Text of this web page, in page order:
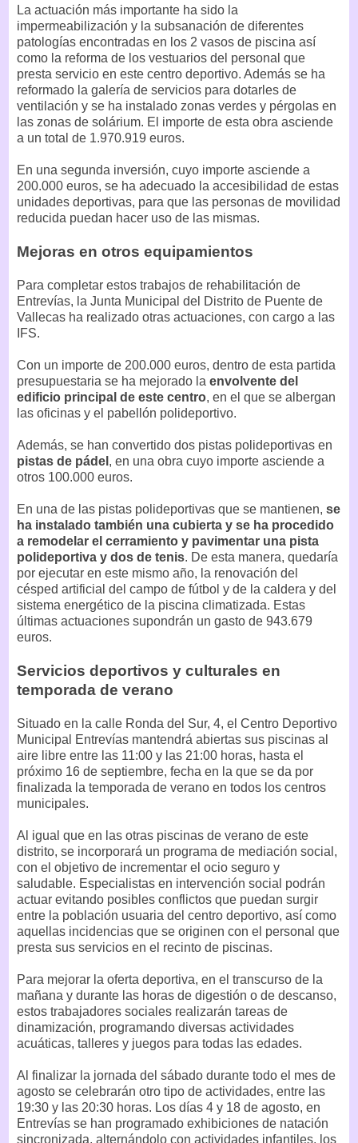
La actuación más importante ha sido la
impermeabilización y la subsanación de diferentes
patologías encontradas en los 2 vasos de piscina así
como la reforma de los vestuarios del personal que
presta servicio en este centro deportivo. Además se ha
reformado la galería de servicios para dotarles de
ventilación y se ha instalado zonas verdes y pérgolas en
las zonas de solárium. El importe de esta obra asciende
a un total de 1.970.919 euros.
En una segunda inversión, cuyo importe asciende a
200.000 euros, se ha adecuado la accesibilidad de estas
unidades deportivas, para que las personas de movilidad
reducida puedan hacer uso de las mismas.
Mejoras en otros equipamientos
Para completar estos trabajos de rehabilitación de
Entrevías, la Junta Municipal del Distrito de Puente de
Vallecas ha realizado otras actuaciones, con cargo a las
IFS.
Con un importe de 200.000 euros, dentro de esta partida
presupuestaria se ha mejorado la envolvente del
edificio principal de este centro, en el que se albergan
las oficinas y el pabellón polideportivo.
Además, se han convertido dos pistas polideportivas en
pistas de pádel , en una obra cuyo importe asciende a
otros 100.000 euros.
En una de las pistas polideportivas que se mantienen, se
ha instalado también una cubierta y se ha procedido
a remodelar el cerramiento y pavimentar una pista
polideportiva y dos de tenis. De esta manera, quedaría
por ejecutar en este mismo año, la renovación del
césped artificial del campo de fútbol y de la caldera y del
sistema energético de la piscina climatizada. Estas
últimas actuaciones supondrán un gasto de 943.679
euros.
Servicios deportivos y culturales en
temporada de verano
Situado en la calle Ronda del Sur, 4, el Centro Deportivo
Municipal Entrevías mantendrá abiertas sus piscinas al
aire libre entre las 11:00 y las 21:00 horas, hasta el
próximo 16 de septiembre, fecha en la que se da por
finalizada la temporada de verano en todos los centros
municipales.
Al igual que en las otras piscinas de verano de este
distrito, se incorporará un programa de mediación social,
con el objetivo de incrementar el ocio seguro y
saludable. Especialistas en intervención social podrán
actuar evitando posibles conflictos que puedan surgir
entre la población usuaria del centro deportivo, así como
aquellas incidencias que se originen con el personal que
presta sus servicios en el recinto de piscinas.
Para mejorar la oferta deportiva, en el transcurso de la
mañana y durante las horas de digestión o de descanso,
estos trabajadores sociales realizarán tareas de
dinamización, programando diversas actividades
acuáticas, talleres y juegos para todas las edades.
Al finalizar la jornada del sábado durante todo el mes de
agosto se celebrarán otro tipo de actividades, entre las
19:30 y las 20:30 horas. Los días 4 y 18 de agosto, en
Entrevías se han programado exhibiciones de natación
sincronizada, alternándolo con actividades infantiles, los